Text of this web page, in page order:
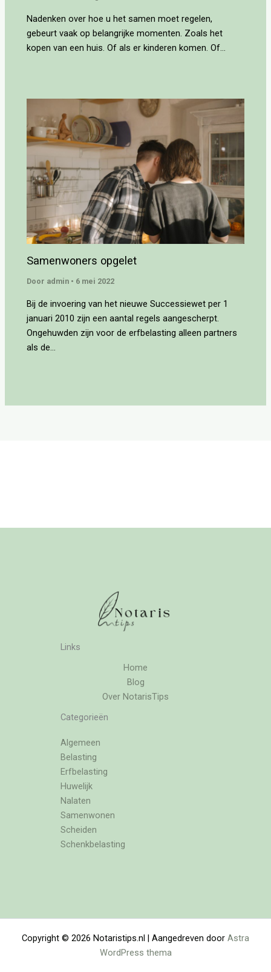
Nadenken over hoe u het samen moet regelen,
gebeurt vaak op belangrijke momenten. Zoals het
kopen van een huis. Of als er kinderen komen. Of…
Samenwoners opgelet
Door admin • 6 mei 2022
Bij de invoering van het nieuwe Successiewet per 1
januari 2010 zijn een aantal regels aangescherpt.
Ongehuwden zijn voor de erfbelasting alleen partners
als de…
Links
Home
Blog
Over NotarisTips
Categorieën
Algemeen
Belasting
Erfbelasting
Huwelijk
Nalaten
Samenwonen
Scheiden
Schenkbelasting
Copyright © 2026 Notaristips.nl | Aangedreven door Astra
WordPress thema